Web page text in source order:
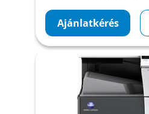
Ajánlatkérés